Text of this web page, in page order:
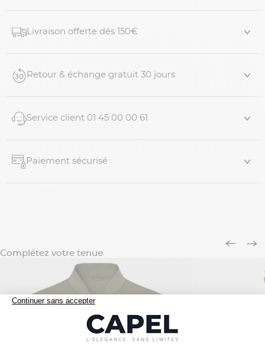
Livraison offerte dés 150€
Retour & échange gratuit 30 jours
Service client 01 45 00 00 61
Paiement sécurisé
Complétez votre tenue